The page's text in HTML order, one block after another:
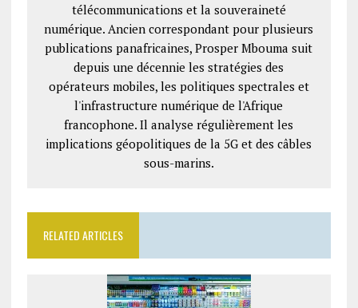
télécommunications et la souveraineté
numérique. Ancien correspondant pour plusieurs
publications panafricaines, Prosper Mbouma suit
depuis une décennie les stratégies des
opérateurs mobiles, les politiques spectrales et
l'infrastructure numérique de l'Afrique
francophone. Il analyse régulièrement les
implications géopolitiques de la 5G et des câbles
sous-marins.
RELATED ARTICLES